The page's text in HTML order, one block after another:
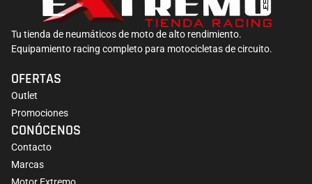
Tu tienda de neumáticos de moto de alto rendimiento.
Equipamiento racing completo para motocicletas de circuito.
OFERTAS
Outlet
Promociones
CONÓCENOS
Contacto
Marcas
Motor Extremo